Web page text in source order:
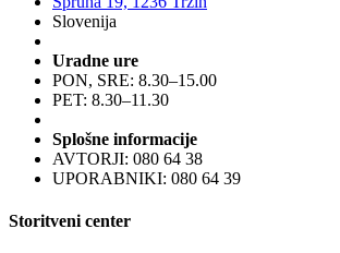
Slovenija
Uradne ure
PON, SRE: 8.30–15.00
PET: 8.30–11.30
Splošne informacije
AVTORJI: 080 64 38
UPORABNIKI: 080 64 39
Storitveni center